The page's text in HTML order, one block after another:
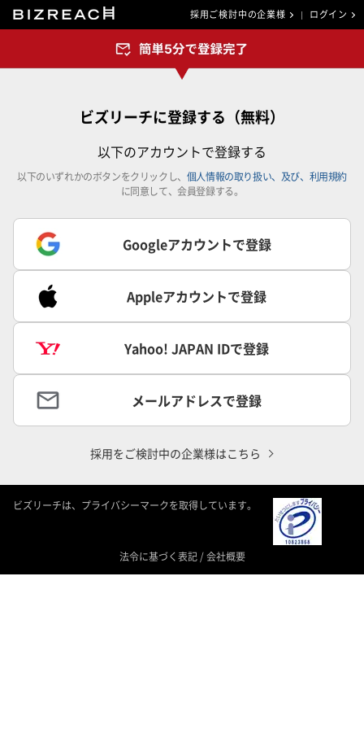
採用ご検討中の企業様 ログイン
ビズリーチに登録する（無料）
以下のアカウントで登録する
以下のいずれかのボタンをクリックし、 個人情報の取り扱い、及び、利用規約
に同意して、会員登録する。
Googleアカウントで登録
Appleアカウントで登録
Yahoo! JAPAN IDで登録
メールアドレスで登録
採用をご検討中の企業様はこちら
ビズリーチは、プライバシーマークを取得しています。
法令に基づく表記 /会社概要